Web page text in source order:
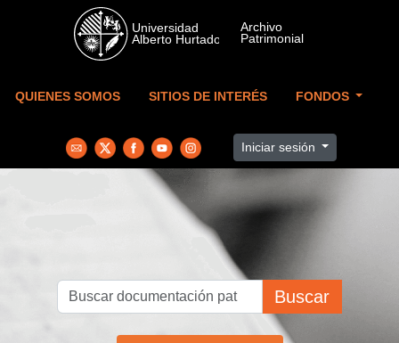
Skip to main content
QUIENES SOMOS SITIOS DE INTERÉS FONDOS
Iniciar sesión
Buscar